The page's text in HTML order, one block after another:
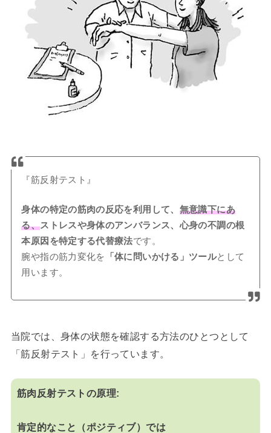
『筋反射テスト』
身体の特定の筋肉の反応を利用して、 無意識下にあ
る、ストレスや身体のアンバランス、心身の不調の根
本原因を特定する代替療法です。
腕や指の筋力変化を
「体に問いかける」ツールとして
用います。
当院では、身体の状態を確認する方法のひとつとして
「筋反射テスト」を行っています。
筋肉反射テストの原理:
肯定的なこと（ポジティブ）では